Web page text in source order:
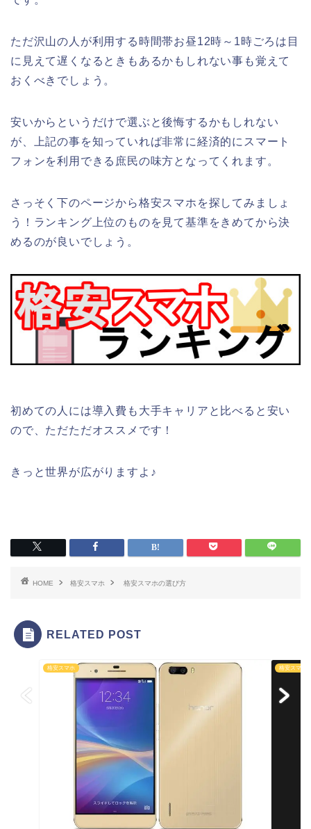
ただ沢山の人が利用する時間帯お昼12時～1時ごろは目
に見えて遅くなるときもあるかもしれない事も覚えて
おくべきでしょう。
安いからというだけで選ぶと後悔するかもしれない
が、上記の事を知っていれば非常に経済的にスマート
フォンを利用できる庶民の味方となってくれます。
さっそく下のページから格安スマホを探してみましょ
う！ランキング上位のものを見て基準をきめてから決
めるのが良いでしょう。
初めての人には導入費も大手キャリアと比べると安い
ので、ただただオススメです！
きっと世界が広がりますよ♪
HOME 格安スマホ 格安スマホの選び方
RELATED POST
格安スマホ 格安スマホ